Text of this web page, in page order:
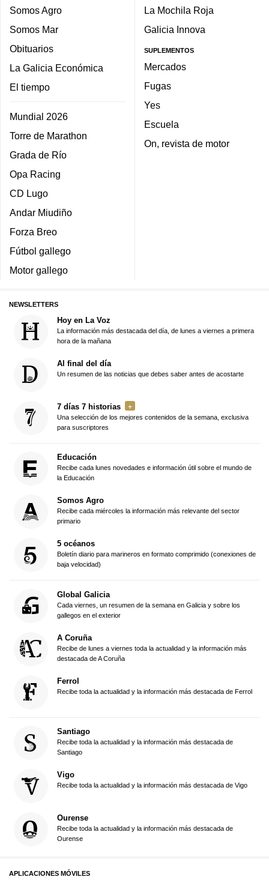
Somos Agro
Somos Mar
Obituarios
La Galicia Económica
El tiempo
Mundial 2026
Torre de Marathon
Grada de Río
Opa Racing
CD Lugo
Andar Miudiño
Forza Breo
Fútbol gallego
Motor gallego
La Mochila Roja
Galicia Innova
SUPLEMENTOS
Mercados
Fugas
Yes
Escuela
On, revista de motor
NEWSLETTERS
Hoy en La Voz
La información más destacada del día, de lunes a viernes a primera
hora de la mañana
Al final del día
Un resumen de las noticias que debes saber antes de acostarte
7 días 7 historias
Una selección de los mejores contenidos de la semana, exclusiva
para suscriptores
Educación
Recibe cada lunes novedades e información útil sobre el mundo de
la Educación
Somos Agro
Recibe cada miércoles la información más relevante del sector
primario
5 océanos
Boletín diario para marineros en formato comprimido (conexiones de
baja velocidad)
Global Galicia
Cada viernes, un resumen de la semana en Galicia y sobre los
gallegos en el exterior
A Coruña
Recibe de lunes a viernes toda la actualidad y la información más
destacada de A Coruña
Ferrol
Recibe toda la actualidad y la información más destacada de Ferrol
Santiago
Recibe toda la actualidad y la información más destacada de
Santiago
Vigo
Recibe toda la actualidad y la información más destacada de Vigo
Ourense
Recibe toda la actualidad y la información más destacada de
Ourense
APLICACIONES MÓVILES